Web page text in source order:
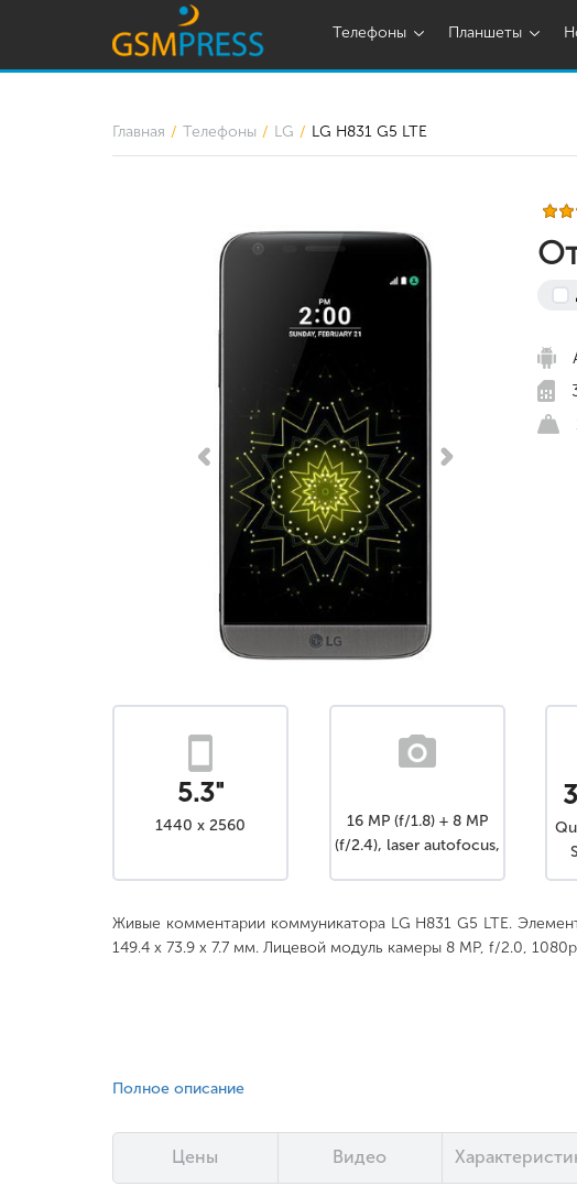
Телефоны Планшеты
Главная Телефоны LG LG H831 G5 LTE
5.3"
1440 x 2560
16 MP (f/1.8) + 8 MP
(f/2.4), laser autofocus,
Живые комментарии коммуникатора LG H831 G5 LTE.
149.4 x 73.9 x 7.7 мм. Лицевой модуль камеры 8 MP, f/2.0,
Полное описание
Цены Видео